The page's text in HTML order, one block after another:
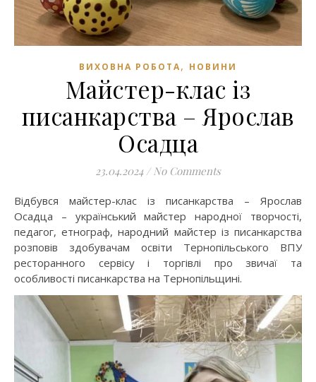
ВИХОВНА РОБОТА, НОВИНИ
Майстер-клас із
писанкарства – Ярослав
Осадца
23.04.2024 / No Comments
Відбувся майстер-клас із писанкарства – Ярослав
Осадца – український майстер народної творчості,
педагог, етнограф, народний майстер із писанкарства
розповів здобувачам освіти Тернопільського ВПУ
ресторанного сервісу і торгівлі про звичаї та
особливості писанкарства на Тернопільщині.